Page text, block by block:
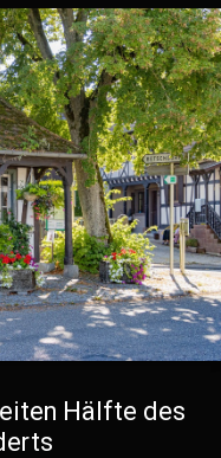
Hälfte des